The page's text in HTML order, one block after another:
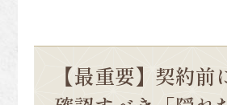
【最重要】契約前